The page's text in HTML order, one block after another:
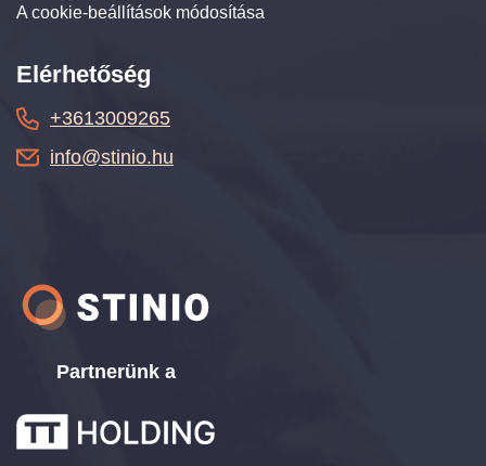
A cookie-beállítások módosítása
Partnerünk a
Elérhetőség
+3613009265
info@stinio.hu